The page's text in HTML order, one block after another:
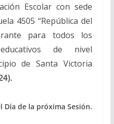
Escolar con sede
4505 “República del
para todos los
educativos de nivel
de Santa Victoria
Día de la próxima Sesión.